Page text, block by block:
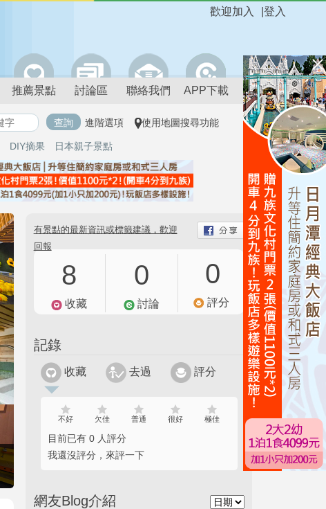
登入
歡迎加入
推薦景點 討論區 聯絡我們 APP下載
進階選項 使用地圖搜尋功能
DIY摘果 日本親子景點
有景點的最新資訊或標籤建議，歡迎
回報
8
收藏
0
討論
0
評分
記錄
收藏 去過 評分
不好 欠佳 普通 很好 極佳
目前已有 0 人評分
我還沒評分，來評一下
網友Blog介紹